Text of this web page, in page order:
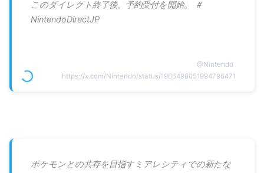
このダイレクト終了後、予約受付を開始。 ＃
NintendoDirectJP
@Nintendo
https://x.com/Nintendo/status/1966496051994796471
ポケモンとの共存を目指すミアレシティでの新たな